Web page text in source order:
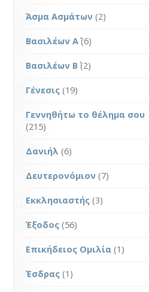
Άσμα Ασμάτων (2)
Βασιλέων Α΄(6)
Βασιλέων Β΄ (2)
Γένεσις (19)
Γεννηθήτω το θέλημα σου
(215)
Δανιήλ (6)
Δευτερονόμιον (7)
Εκκλησιαστής (3)
Έξοδος (56)
Επικήδειος Ομιλία (1)
Έσδρας (1)